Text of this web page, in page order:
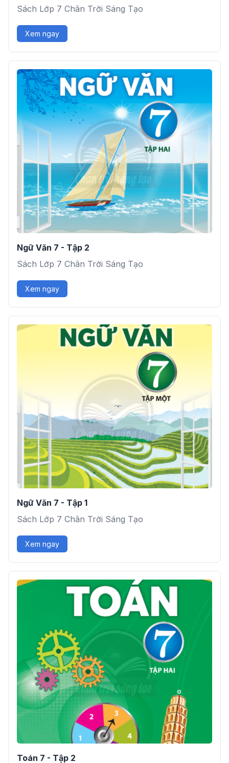
Sách Lớp 7 Chân Trời Sáng Tạo
Xem ngay
Ngữ Văn 7 - Tập 2
Sách Lớp 7 Chân Trời Sáng Tạo
Xem ngay
Ngữ Văn 7 - Tập 1
Sách Lớp 7 Chân Trời Sáng Tạo
Xem ngay
Toán 7 - Tập 2